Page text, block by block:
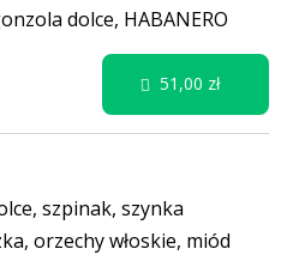
dolce, HABANERO
szpinak, szynka
orzechy włoskie, miód